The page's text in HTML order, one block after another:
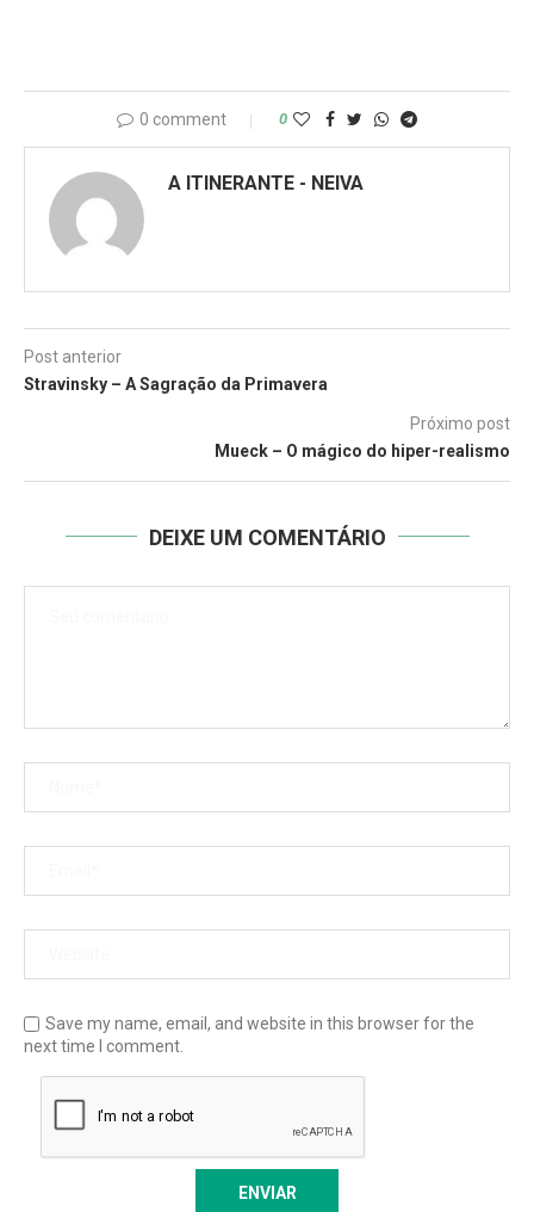
0 comment 0
A ITINERANTE - NEIVA
Post anterior
Stravinsky – A Sagração da Primavera
Próximo post
Mueck – O mágico do hiper-realismo
DEIXE UM COMENTÁRIO
Save my name, email, and website in this browser for the
next time I comment.